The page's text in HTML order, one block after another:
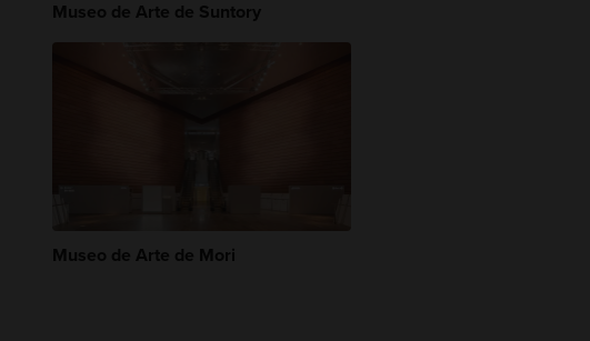
Museo de Arte de Suntory
Museo de Arte de Mori